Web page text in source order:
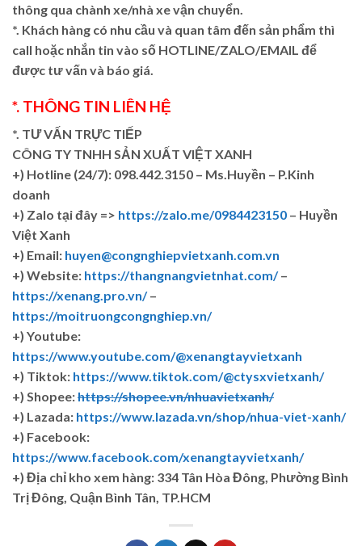
thông qua chành xe/nhà xe vận chuyển.
*. Khách hàng có nhu cầu và quan tâm đến sản phẩm thì
call hoặc nhắn tin vào số HOTLINE/ZALO/EMAIL để
được tư vấn và báo giá.
*. THÔNG TIN LIÊN HỆ
*. TƯ VẤN TRỰC TIẾP
CÔNG TY TNHH SẢN XUẤT VIỆT XANH
+) Hotline (24/7): 098.442.3150 – Ms.Huyền – P.Kinh
doanh
+) Zalo tại đây => https://zalo.me/0984423150 – Huyền
Việt Xanh
+) Email: huyen@congnghiepvietxanh.com.vn
+) Website: https://thangnangvietnhat.com/–
https://xenang.pro.vn/–
https://moitruongcongnghiep.vn/
+) Youtube:
https://www.youtube.com/@xenangtayvietxanh
+) Tiktok: https://www.tiktok.com/@ctysxvietxanh/
+) Shopee:https://shopee.vn/nhuavietxanh/
+) Lazada: https://www.lazada.vn/shop/nhua-viet-xanh/
+) Facebook:
https://www.facebook.com/xenangtayvietxanh/
+) Địa chỉ kho xem hàng: 334 Tân Hòa Đông, Phường Bình
Trị Đông, Quận Bình Tân, TP.HCM